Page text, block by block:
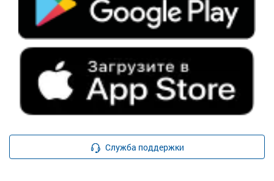
Служба поддержки